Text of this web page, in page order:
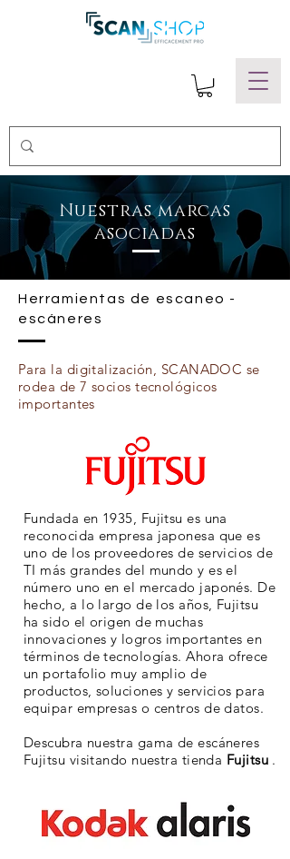
Nuestras marcas
asociadas
Herramientas de escaneo -
escáneres
Para la digitalización, SCANADOC se
rodea de 7 socios tecnológicos
importantes
Fundada en 1935, Fujitsu es una
reconocida empresa japonesa que es
uno de los proveedores de servicios de
TI más grandes del mundo y es el
número uno en el mercado japonés. De
hecho, a lo largo de los años, Fujitsu
ha sido el origen de muchas
innovaciones y logros importantes en
términos de tecnologías. Ahora ofrece
un portafolio muy amplio de
productos, soluciones y servicios para
equipar empresas o centros de datos.
Descubra nuestra gama de escáneres
Fujitsu visitando nuestra tienda Fujitsu .